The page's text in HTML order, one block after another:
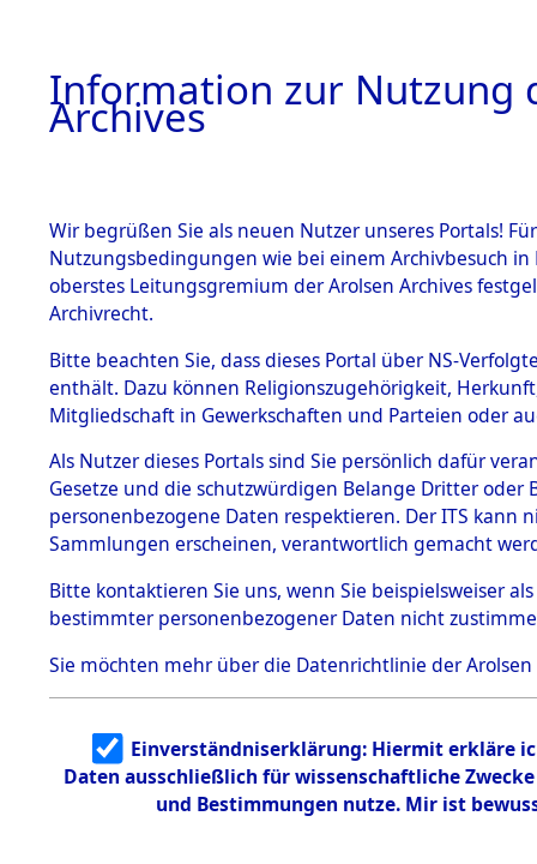
BESTÄNDE
1.
mente
5. Verschiedenes
5.3
Todesmärsche
5.3.1 Alliierte
Erhebungen
zu
Todesmärsch
en
5.3.2
Identifizierun
g
5.3.3
Todesmärsch
Dead -
Branch -
0072
Information zur Nutzung
Archives
Wir begrüßen Sie als neuen Nutzer unseres Portals!
Nutzungsbedingungen wie bei einem Archivbesuch
oberstes Leitungsgremium der Arolsen Archives
Archivrecht.
Bitte beachten Sie, dass dieses Portal über NS-
enthält. Dazu können Religionszugehörigkeit,
Mitgliedschaft in Gewerkschaften und Parteien oder
Als Nutzer dieses Portals sind Sie persönlich dafür
Gesetze und die schutzwürdigen Belange Dritter
personenbezogene Daten respektieren. Der ITS
Sammlungen erscheinen, verantwortlich gemacht
Bitte kontaktieren Sie uns, wenn Sie beispielsweiser
bestimmter personenbezogener Daten nicht
Sie möchten mehr über die Datenrichtlinie der Arolsen
Einverständniserklärung: Hiermit erkläre
Daten ausschließlich für wissenschaftliche
und Bestimmungen nutze. Mir ist